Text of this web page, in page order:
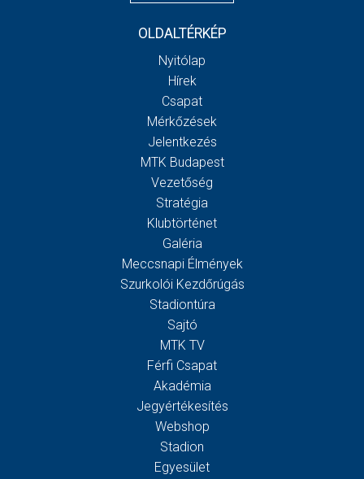
OLDALTÉRKÉP
Nyitólap
Hírek
Csapat
Mérkőzések
Jelentkezés
MTK Budapest
Vezetőség
Stratégia
Klubtörténet
Galéria
Meccsnapi Élmények
Szurkolói Kezdőrúgás
Stadiontúra
Sajtó
MTK TV
Férfi Csapat
Akadémia
Jegyértékesítés
Webshop
Stadion
Egyesület